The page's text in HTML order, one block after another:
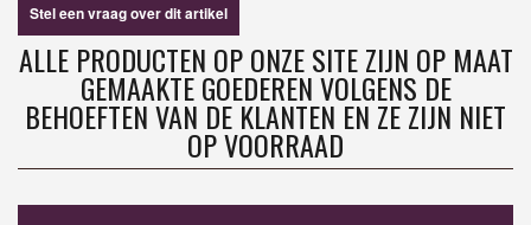
Stel een vraag over dit artikel
ALLE PRODUCTEN OP ONZE SITE ZIJN OP MAAT
GEMAAKTE GOEDEREN VOLGENS DE
BEHOEFTEN VAN DE KLANTEN EN ZE ZIJN NIET
OP VOORRAAD